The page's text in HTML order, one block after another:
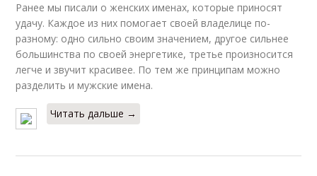
Ранее мы писали о женских именах, которые приносят
удачу. Каждое из них помогает своей владелице по-
разному: одно сильно своим значением, другое сильнее
большинства по своей энергетике, третье произносится
легче и звучит красивее. По тем же принципам можно
разделить и мужские имена.
Читать дальше →